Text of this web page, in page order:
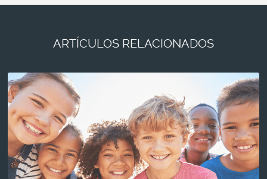
ARTÍCULOS RELACIONADOS